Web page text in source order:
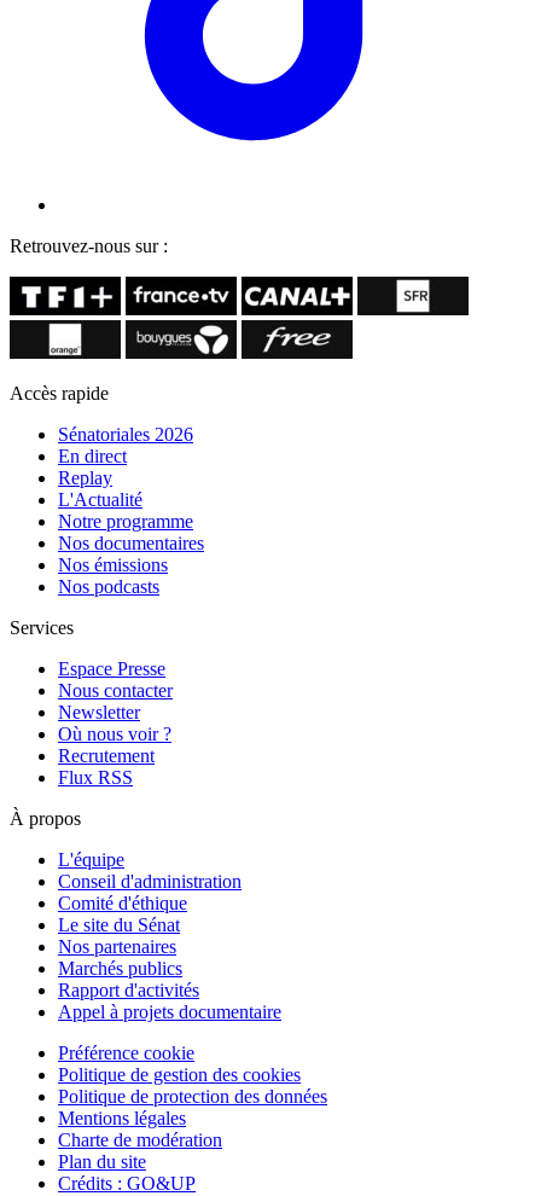
Retrouvez-nous sur :
Accès rapide
Sénatoriales 2026
En direct
Replay
L'Actualité
Notre programme
Nos documentaires
Nos émissions
Nos podcasts
Services
Espace Presse
Nous contacter
Newsletter
Où nous voir ?
Recrutement
Flux RSS
À propos
L'équipe
Conseil d'administration
Comité d'éthique
Le site du Sénat
Nos partenaires
Marchés publics
Rapport d'activités
Appel à projets documentaire
Préférence cookie
Politique de gestion des cookies
Politique de protection des données
Mentions légales
Charte de modération
Plan du site
Crédits : GO&UP